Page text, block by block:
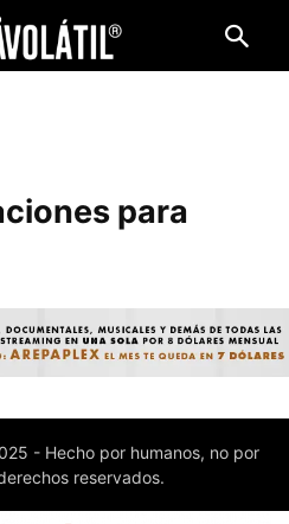
para
- Hecho por humanos, no por
reservados.